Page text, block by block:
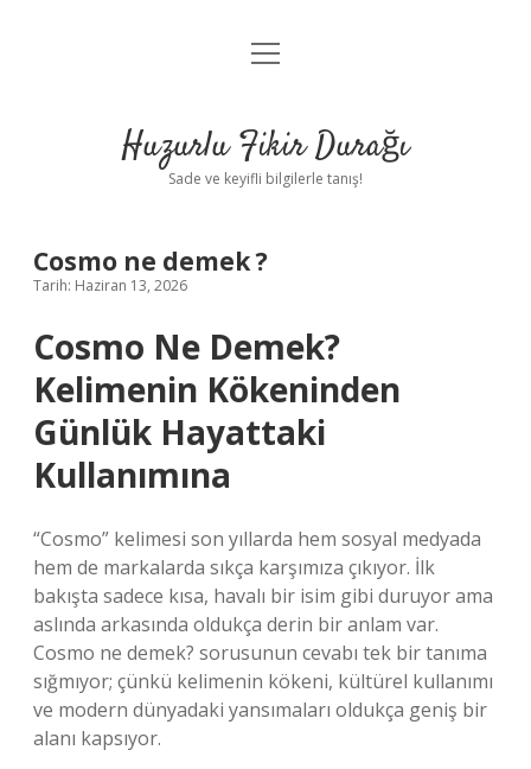
Anasayfa
Yasal Uyarı
menüyü
Huzurlu Fikir Durağı
Sade ve keyifli bilgilerle tanış!
Cosmo ne demek ?
Tarih: Haziran 13, 2026
Cosmo Ne Demek?
Kelimenin Kökeninden
Günlük Hayattaki
Kullanımına
“Cosmo” kelimesi son yıllarda hem sosyal medyada
hem de markalarda sıkça karşımıza çıkıyor. İlk
bakışta sadece kısa, havalı bir isim gibi duruyor ama
aslında arkasında oldukça derin bir anlam var.
Cosmo ne demek? sorusunun cevabı tek bir tanıma
sığmıyor; çünkü kelimenin kökeni, kültürel kullanımı
ve modern dünyadaki yansımaları oldukça geniş bir
alanı kapsıyor.